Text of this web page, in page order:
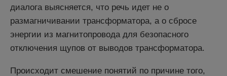
диалога выясняется, что речь идет не о
размагничивании трансформатора, а о сбросе
энергии из магнитопровода для безопасного
отключения щупов от выводов трансформатора.
Происходит смешение понятий по причине того,